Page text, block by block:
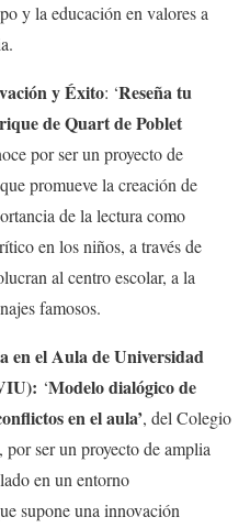
y la educación en valores a
y Éxito: ‘Reseña tu
de Quart de Poblet
por ser un proyecto de
promueve la creación de
de la lectura como
en los niños, a través de
al centro escolar, a la
famosos.
en el Aula de Universidad
‘Modelo dialógico de
en el aula’, del Colegio
ser un proyecto de amplia
en un entorno
supone una innovación